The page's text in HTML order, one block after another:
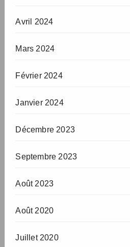
Avril 2024
Mars 2024
Février 2024
Janvier 2024
Décembre 2023
Septembre 2023
Août 2023
Août 2020
Juillet 2020